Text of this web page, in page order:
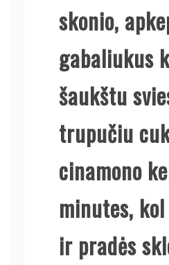
skonio,
gabaliukus
šaukštu
trupučiu
cinamono
minutes,
ir pradės